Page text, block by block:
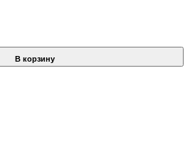
В корзину